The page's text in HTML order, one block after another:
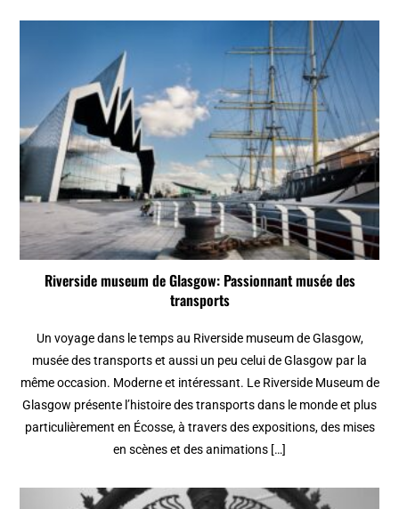
Riverside museum de Glasgow: Passionnant musée des
transports
Un voyage dans le temps au Riverside museum de Glasgow,
musée des transports et aussi un peu celui de Glasgow par la
même occasion. Moderne et intéressant. Le Riverside Museum de
Glasgow présente l’histoire des transports dans le monde et plus
particulièrement en Écosse, à travers des expositions, des mises
en scènes et des animations […]